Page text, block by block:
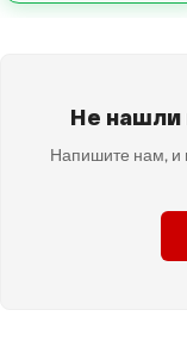
Не
Напишите нам, и